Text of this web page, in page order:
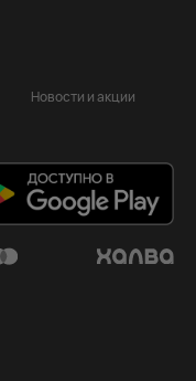
Новости и акции